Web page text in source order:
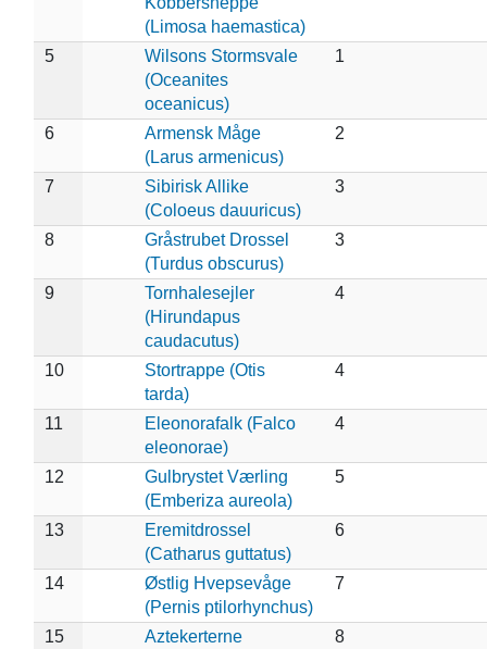
(Limosa haemastica)
5
Wilsons Stormsvale
(Oceanites
oceanicus)
1
6
Armensk Måge
(Larus armenicus)
2
7
Sibirisk Allike
(Coloeus dauuricus)
3
8
Gråstrubet Drossel
(Turdus obscurus)
3
9
Tornhalesejler
(Hirundapus
caudacutus)
4
10
Stortrappe (Otis
tarda)
4
11
Eleonorafalk (Falco
eleonorae)
4
12
Gulbrystet Værling
(Emberiza aureola)
5
13
Eremitdrossel
(Catharus guttatus)
6
14
Østlig Hvepsevåge
(Pernis ptilorhynchus)
7
15
Aztekerterne
8